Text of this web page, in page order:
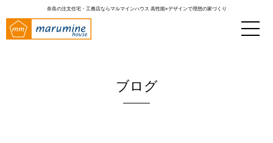
奈良の注文住宅・工務店ならマルマインハウス 高性能×デザインで理想の家づくり
ブログ